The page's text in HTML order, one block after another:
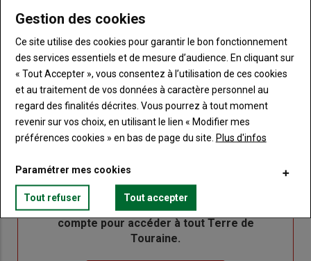
"Créer
un
nouveau
compte"
Lien
"Réinitialiser
votre
mot
de
passe"
Réinitialiser votre mot de passe
Lien
"Je
me
connecte"
Je me connecte
titre
TITRE CRÉEZ UN COMPTE
BodyChoisissez votre formule et créez votre
compte pour accéder à tout Terre de
Touraine.
Gestion des cookies
Ce site utilise des cookies pour garantir le bon fonctionnement
des services essentiels et de mesure d’audience. En cliquant sur
« Tout Accepter », vous consentez à l’utilisation de ces cookies
et au traitement de vos données à caractère personnel au
regard des finalités décrites. Vous pourrez à tout moment
revenir sur vos choix, en utilisant le lien « Modifier mes
préférences cookies » en bas de page du site. Plus d'infos
Paramétrer mes cookies
Tout refuser Tout accepter